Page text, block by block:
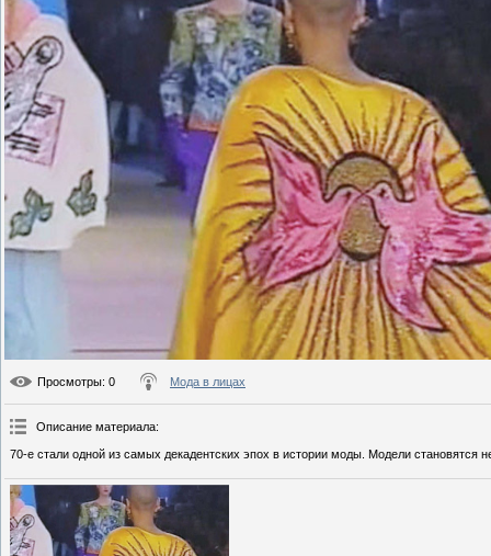
Просмотры: 0 Мода в лицах
Описание материала:
70-е стали одной из самых декадентских эпох в истории моды. Модели